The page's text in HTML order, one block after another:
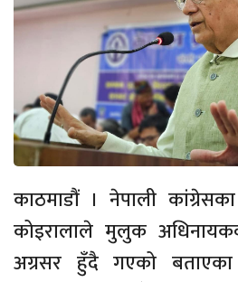
काठमाडौं । नेपाली
कोइरालाले मुलुक
अग्रसर हुँदै गएको